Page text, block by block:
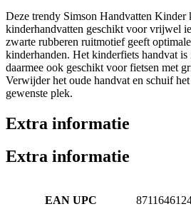
Deze trendy Simson Handvatten
kinderhandvatten geschikt voor vrijwel
zwarte rubberen ruitmotief geeft
kinderhanden. Het kinderfiets handvat is
daarmee ook geschikt voor fietsen met
Verwijder het oude handvat en schuif
gewenste plek.
Extra informatie
Extra informatie
EAN UPC